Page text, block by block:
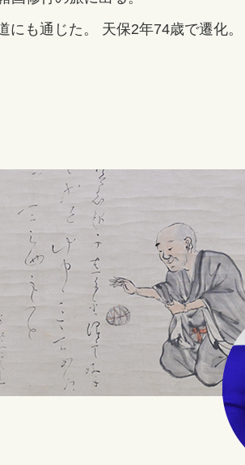
も通じた。
天保2年74歳で遷化。